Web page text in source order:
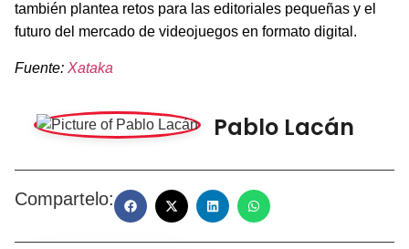
también plantea retos para las editoriales pequeñas y el
futuro del mercado de videojuegos en formato digital.
Fuente: Xataka
Pablo Lacán
Compartelo: